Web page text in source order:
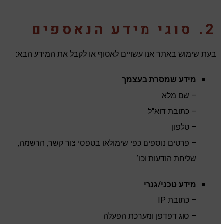
2. סוגי מידע הנאספים
בעת שימוש באתר אנו עשויים לאסוף או לקבל את המידע הבא:
מידע שמסרת בעצמך
– שם מלא
– כתובת דוא"ל
– טלפון
– פרטים נוספים כפי שימולאו בטפסי צור קשר, הרשמה,
שליחת הודעות וכו׳
מידע טכני/גנרי
– כתובת IP
– סוג דפדפן ומערכת הפעלה